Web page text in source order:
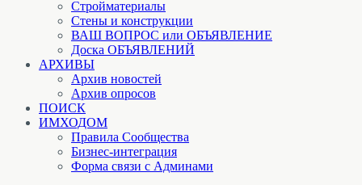
Стройматериалы
Стены и конструкции
ВАШ ВОПРОС или ОБЪЯВЛЕНИЕ
Доска ОБЪЯВЛЕНИЙ
АРХИВЫ
Архив новостей
Архив опросов
ПОИСК
ИМХОДОМ
Правила Сообщества
Бизнес-интеграция
Форма связи с Админами